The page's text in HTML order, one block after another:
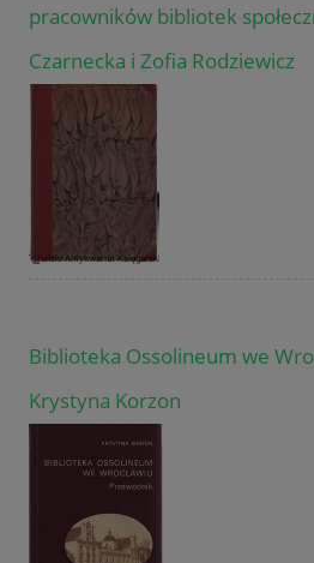
pracowników bibliotek
Czarnecka i Zofia Rodziewicz
Biblioteka Ossolineum we
Krystyna Korzon